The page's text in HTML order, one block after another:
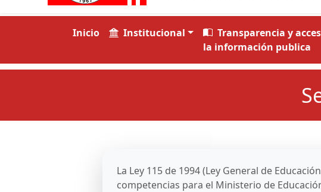
Inicio Institucional
Transparencia y
la información publica
La Ley 115 de 1994 (Ley General de
competencias para el Ministerio de